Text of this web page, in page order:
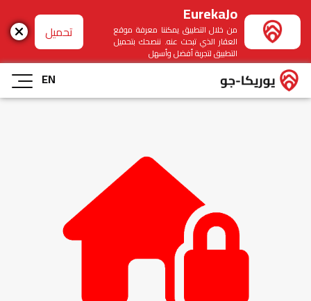
EurekaJo
من خلال التطبيق يمكننا معرفة موقع
العقار الذي تبحث عنه. ننصحك بتحميل
التطبيق لتجربة أفضل وأسهل
تحميل
EN